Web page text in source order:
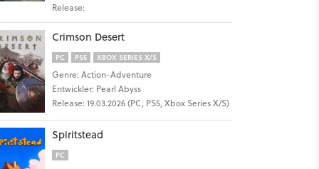
Release:
Crimson Desert
PC PS5 XBOX SERIES X/S
Genre: Action-Adventure
Entwickler: Pearl Abyss
Release: 19.03.2026 (PC, PS5, Xbox Series X/S)
Spiritstead
PC